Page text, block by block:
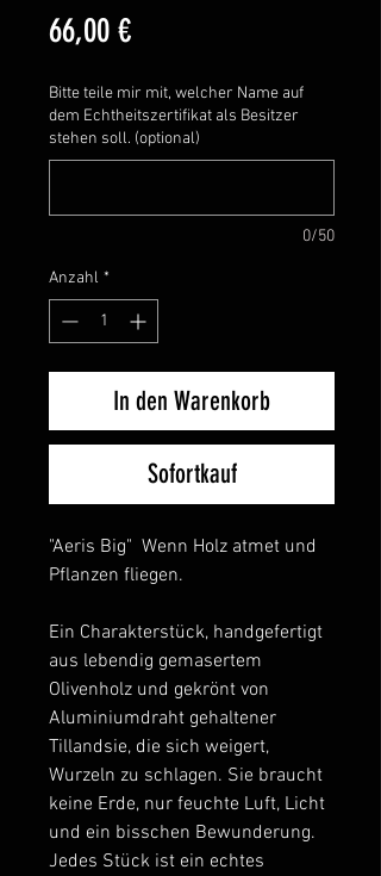
66,00 €Preis
Bitte teile mir mit, welcher Name auf
dem Echtheitszertifikat als Besitzer
stehen soll. (optional)
0/50
Anzahl *
In den Warenkorb
Sofortkauf
"Aeris Big" Wenn Holz atmet und
Pflanzen fliegen.
Ein Charakterstück, handgefertigt
aus lebendig gemasertem
Olivenholz und gekrönt von
Aluminiumdraht gehaltener
Tillandsie, die sich weigert,
Wurzeln zu schlagen. Sie braucht
keine Erde, nur feuchte Luft, Licht
und ein bisschen Bewunderung.
Jedes Stück ist ein echtes